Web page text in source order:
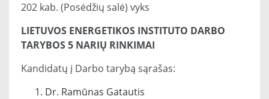
202 kab. (Posėdžių salė) vyks
LIETUVOS ENERGETIKOS INSTITUTO DARBO
TARYBOS 5 NARIŲ RINKIMAI
Kandidatų į Darbo tarybą sąrašas:
Dr. Ramūnas Gatautis